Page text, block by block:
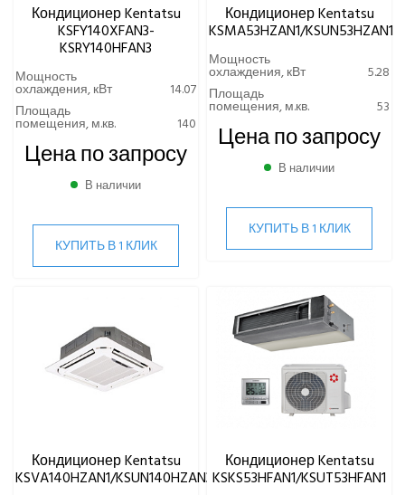
Кондиционер Kentatsu
KSFY140XFAN3-
KSRY140HFAN3
Мощность
охлаждения, кВт
14.07
Площадь
помещения, м.кв. 140
Цена по запросу
В наличии
КУПИТЬ В 1 КЛИК
Кондиционер Kentatsu
KSMA53HZAN1/KSUN53HZAN1
Мощность
охлаждения, кВт
5.28
Площадь
помещения, м.кв. 53
Цена по запросу
В наличии
КУПИТЬ В 1 КЛИК
Кондиционер Kentatsu
KSVA140HZAN1/KSUN140HZAN3
Кондиционер Kentatsu
KSKS53HFAN1/KSUT53HFAN1